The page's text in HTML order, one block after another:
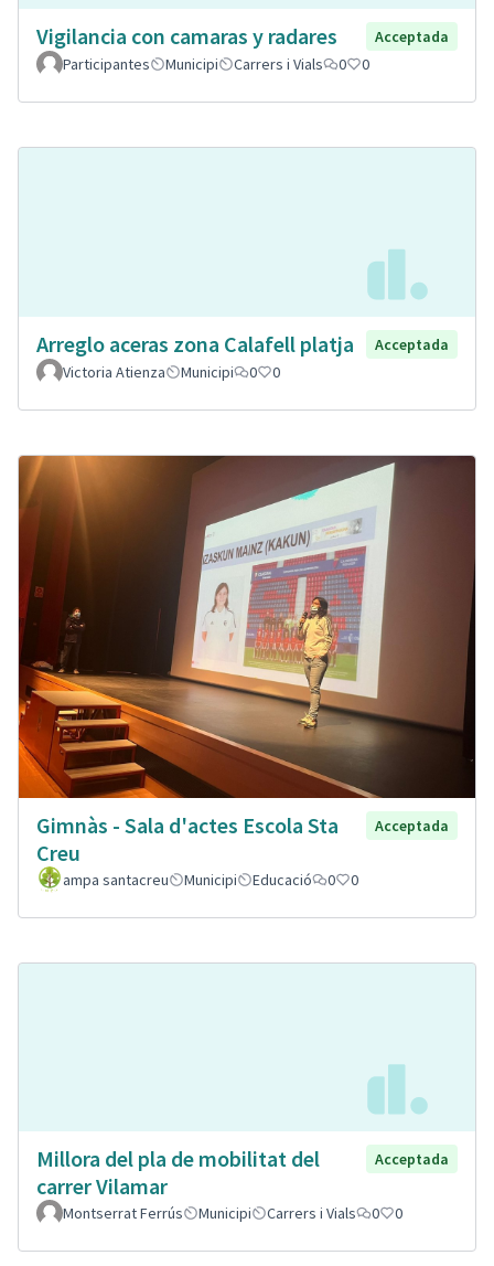
Vigilancia con camaras y radares
Acceptada
Participantes
Municipi Carrers i Vials 0 0
Arreglo aceras zona Calafell platja
Acceptada
Victoria Atienza
Municipi 0 0
Gimnàs - Sala d'actes Escola Sta
Creu
Acceptada
ampa santacreu Municipi Educació 0 0
Millora del pla de mobilitat del
carrer Vilamar
Acceptada
Montserrat Ferrús Municipi Carrers i Vials 0 0